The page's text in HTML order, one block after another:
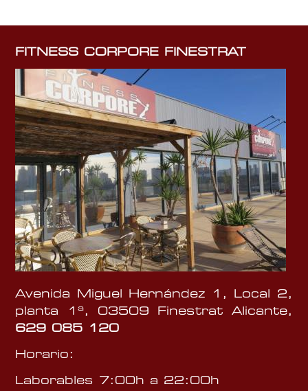
FITNESS CORPORE FINESTRAT
Avenida Miguel Hernández 1, Local 2,
planta 1ª, 03509 Finestrat Alicante,
629 085 120
Horario:
Laborables 7:00h a 22:00h